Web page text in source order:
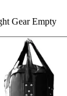
Gear Empty